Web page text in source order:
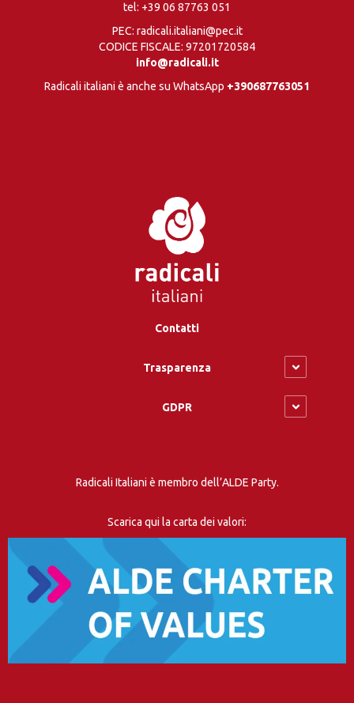
tel: +39 06 87763 051
PEC: radicali.italiani@pec.it
CODICE FISCALE: 97201720584
info@radicali.it
Radicali italiani è anche su WhatsApp +390687763051
Contatti
Trasparenza
GDPR
Radicali Italiani è membro dell’ALDE Party.
Scarica qui la carta dei valori: